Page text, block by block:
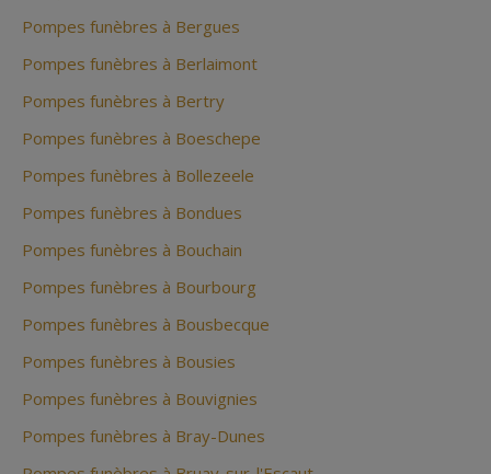
Pompes funèbres à Bergues
Pompes funèbres à Berlaimont
Pompes funèbres à Bertry
Pompes funèbres à Boeschepe
Pompes funèbres à Bollezeele
Pompes funèbres à Bondues
Pompes funèbres à Bouchain
Pompes funèbres à Bourbourg
Pompes funèbres à Bousbecque
Pompes funèbres à Bousies
Pompes funèbres à Bouvignies
Pompes funèbres à Bray-Dunes